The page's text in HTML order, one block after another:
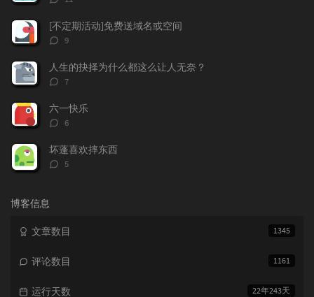
数：
[不定期活动]免费送域名或空间
评
数：
9
人生的抉择为什么都这么让人无奈？
评
数：
7
六一快乐
评
数：
6
坏蓬喜欢摔东西
评
5
博客信息
1345
文章数目
1161
评论数目
22年243天
运行天数